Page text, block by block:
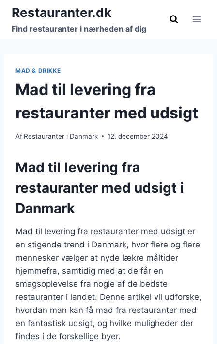
Fortsæt
indhold
Restauranter.dk
Find restauranter i nærheden af dig
MAD & DRIKKE
Mad til levering fra
restauranter med udsigt
Af Restauranter i Danmark 12. december 2024
Mad til levering fra
restauranter med udsigt i
Danmark
Mad til levering fra restauranter med udsigt er
en stigende trend i Danmark, hvor flere og flere
mennesker vælger at nyde lækre måltider
hjemmefra, samtidig med at de får en
smagsoplevelse fra nogle af de bedste
restauranter i landet. Denne artikel vil udforske,
hvordan man kan få mad fra restauranter med
en fantastisk udsigt, og hvilke muligheder der
findes i de forskellige byer.